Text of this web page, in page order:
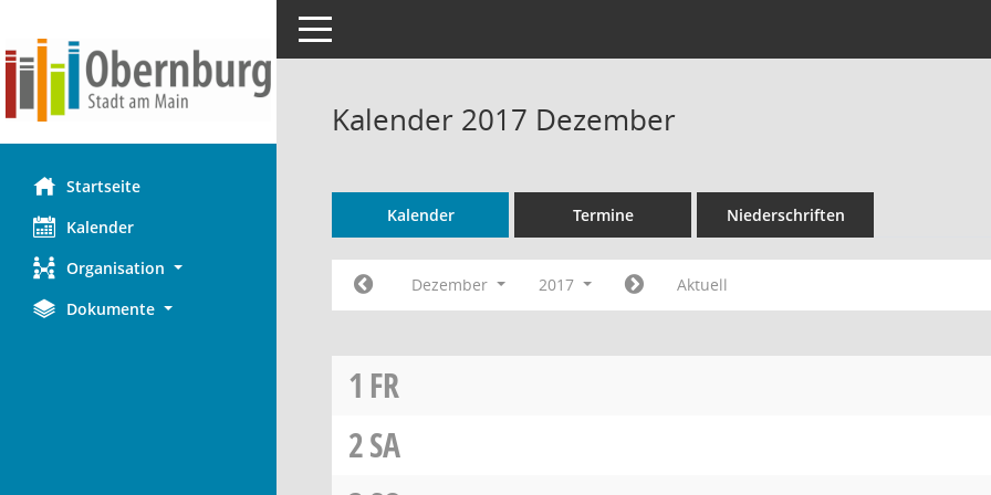
Startseite
Kalender
Organisation
Dokumente
Toggle navigation
Kalender 2017 Dezember
Kalender Termine Niederschriften
Dezember 2017 Aktuell
1 FR
2SA